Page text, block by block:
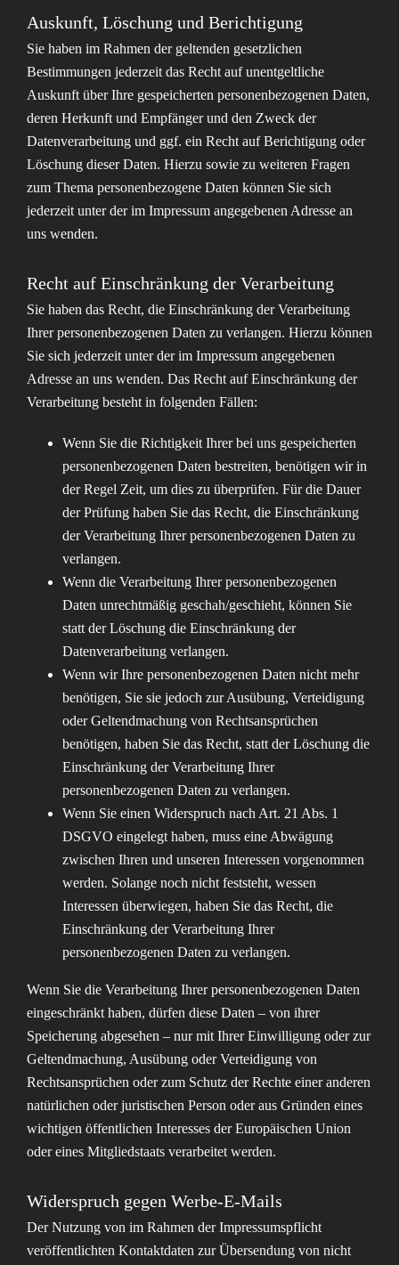
Auskunft, Löschung und Berichtigung
Sie haben im Rahmen der geltenden gesetzlichen
Bestimmungen jederzeit das Recht auf unentgeltliche
Auskunft über Ihre gespeicherten personenbezogenen Daten,
deren Herkunft und Empfänger und den Zweck der
Datenverarbeitung und ggf. ein Recht auf Berichtigung oder
Löschung dieser Daten. Hierzu sowie zu weiteren Fragen
zum Thema personenbezogene Daten können Sie sich
jederzeit unter der im Impressum angegebenen Adresse an
uns wenden.
Recht auf Einschränkung der Verarbeitung
Sie haben das Recht, die Einschränkung der Verarbeitung
Ihrer personenbezogenen Daten zu verlangen. Hierzu können
Sie sich jederzeit unter der im Impressum angegebenen
Adresse an uns wenden. Das Recht auf Einschränkung der
Verarbeitung besteht in folgenden Fällen:
Wenn Sie die Richtigkeit Ihrer bei uns gespeicherten
personenbezogenen Daten bestreiten, benötigen wir in
der Regel Zeit, um dies zu überprüfen. Für die Dauer
der Prüfung haben Sie das Recht, die Einschränkung
der Verarbeitung Ihrer personenbezogenen Daten zu
verlangen.
Wenn die Verarbeitung Ihrer personenbezogenen
Daten unrechtmäßig geschah/geschieht, können Sie
statt der Löschung die Einschränkung der
Datenverarbeitung verlangen.
Wenn wir Ihre personenbezogenen Daten nicht mehr
benötigen, Sie sie jedoch zur Ausübung, Verteidigung
oder Geltendmachung von Rechtsansprüchen
benötigen, haben Sie das Recht, statt der Löschung die
Einschränkung der Verarbeitung Ihrer
personenbezogenen Daten zu verlangen.
Wenn Sie einen Widerspruch nach Art. 21 Abs. 1
DSGVO eingelegt haben, muss eine Abwägung
zwischen Ihren und unseren Interessen vorgenommen
werden. Solange noch nicht feststeht, wessen
Interessen überwiegen, haben Sie das Recht, die
Einschränkung der Verarbeitung Ihrer
personenbezogenen Daten zu verlangen.
Wenn Sie die Verarbeitung Ihrer personenbezogenen Daten
eingeschränkt haben, dürfen diese Daten – von ihrer
Speicherung abgesehen – nur mit Ihrer Einwilligung oder zur
Geltendmachung, Ausübung oder Verteidigung von
Rechtsansprüchen oder zum Schutz der Rechte einer anderen
natürlichen oder juristischen Person oder aus Gründen eines
wichtigen öffentlichen Interesses der Europäischen Union
oder eines Mitgliedstaats verarbeitet werden.
Widerspruch gegen Werbe-E-Mails
Der Nutzung von im Rahmen der Impressumspflicht
veröffentlichten Kontaktdaten zur Übersendung von nicht